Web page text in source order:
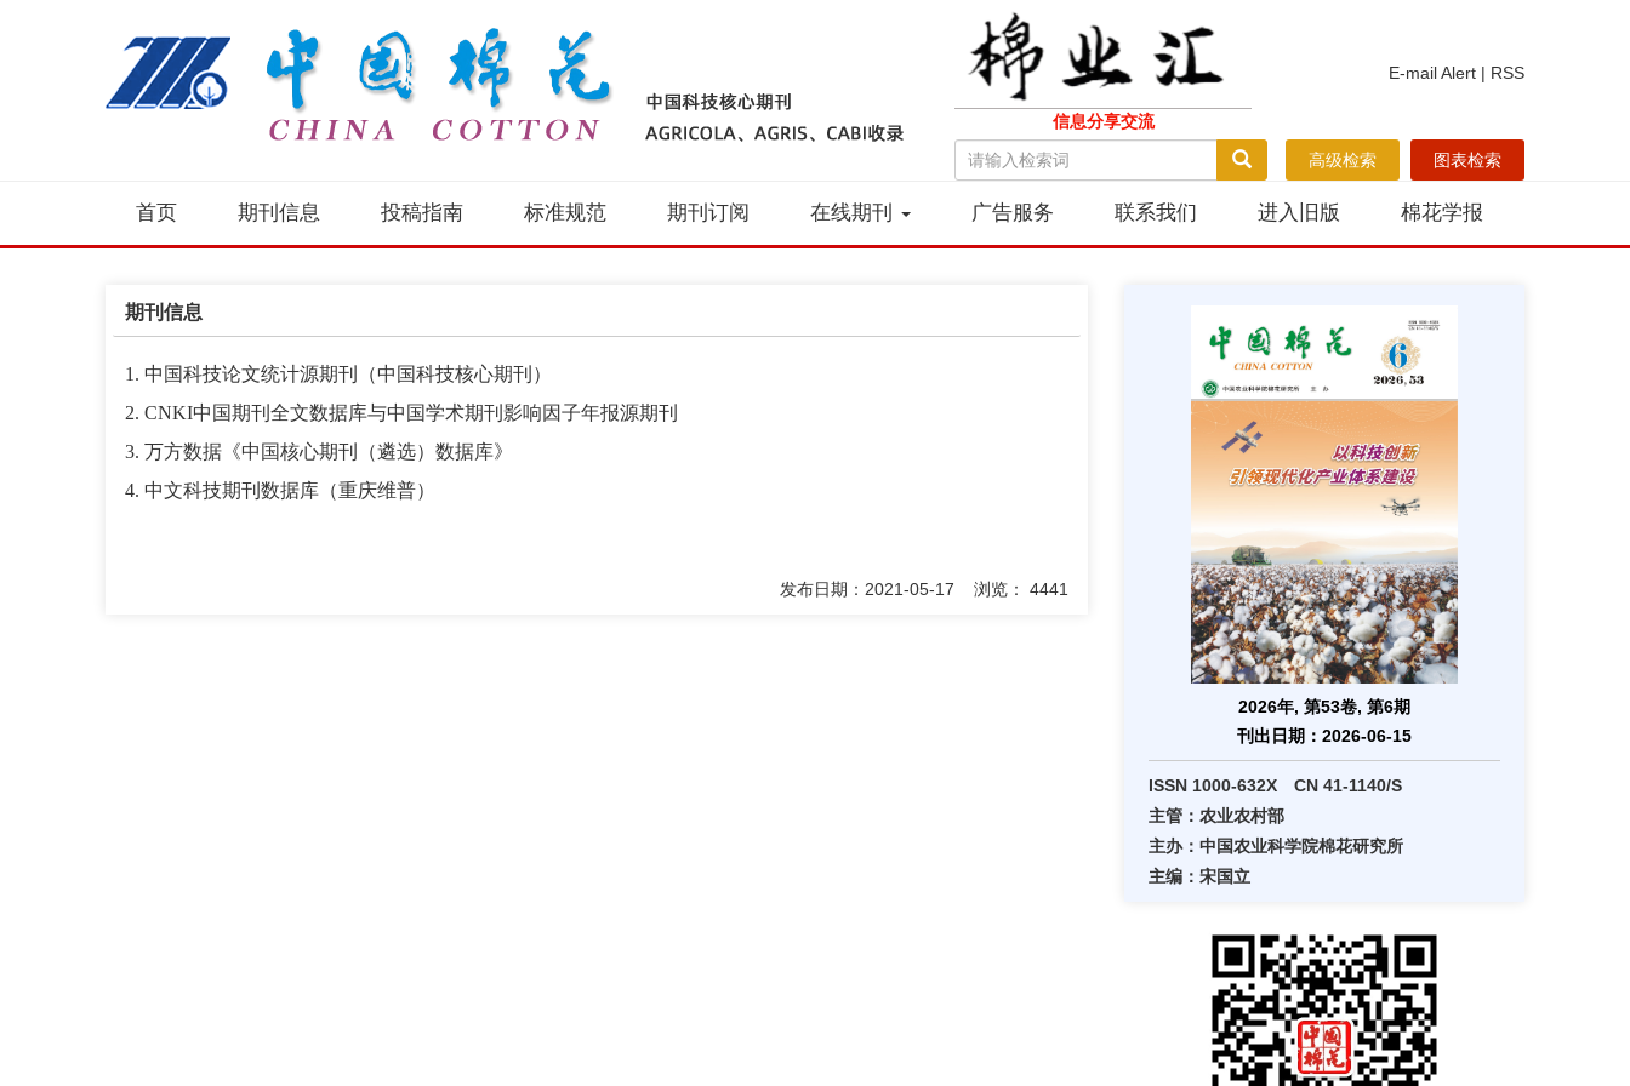
信息分享交流
E-mail Alert | RSS
图表检索
高级检索
首页 期刊信息 投稿指南 标准规范 期刊订阅 在线期刊 广告服务 联系我们 进入旧版 棉花学报
期刊信息
1 . 中国科技论文统计源期刊（中国科技核心期刊）
2. CNKI中国期刊全文数据库与中国学术期刊影响因子年报源期刊
3. 万方数据 《中国核心期刊（遴选）数据库》
4. 中文科技期刊数据库（重庆维普）
发布日期：2021-05-17 浏览： 4441
2026年, 第53卷, 第6期
刊出日期：2026-06-15
ISSN 1000-632X CN 41-1140/S
主管：农业农村部
主办：中国农业科学院棉花研究所
主编：宋国立